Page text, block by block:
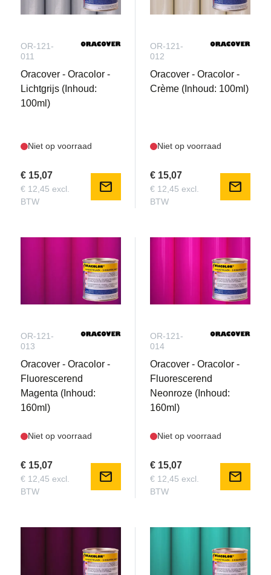
OR-121-
011
Oracover - Oracolor -
Lichtgrijs (Inhoud:
100ml)
Niet op voorraad
€ 15,07
€ 12,45 excl.
BTW
mail
OR-121-
012
Oracover - Oracolor -
Crème (Inhoud: 100ml)
Niet op voorraad
€ 15,07
€ 12,45 excl.
BTW
mail
OR-121-
013
Oracover - Oracolor -
Fluorescerend
Magenta (Inhoud:
160ml)
Niet op voorraad
€ 15,07
€ 12,45 excl.
BTW
mail
OR-121-
014
Oracover - Oracolor -
Fluorescerend
Neonroze (Inhoud:
160ml)
Niet op voorraad
€ 15,07
€ 12,45 excl.
BTW
mail